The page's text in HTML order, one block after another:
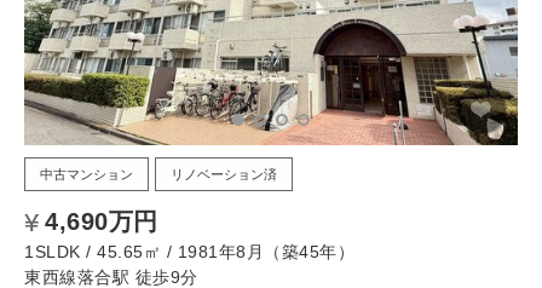
中古マンション リノベーション済
4,690万円
1SLDK / 45.65㎡ / 1981年8月（築45年）
東西線落合駅 徒歩9分